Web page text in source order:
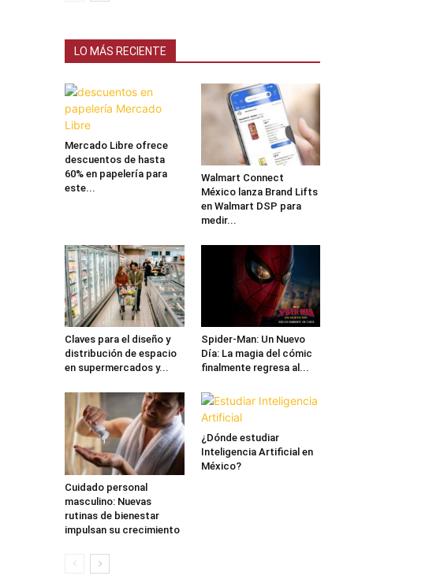
LO MÁS RECIENTE
Mercado Libre ofrece
descuentos de hasta
60% en papelería para
este...
Walmart Connect
México lanza Brand Lifts
en Walmart DSP para
medir...
Claves para el diseño y
distribución de espacio
en supermercados y...
Spider-Man: Un Nuevo
Día: La magia del cómic
finalmente regresa al...
Cuidado personal
masculino: Nuevas
rutinas de bienestar
impulsan su crecimiento
¿Dónde estudiar
Inteligencia Artificial en
México?